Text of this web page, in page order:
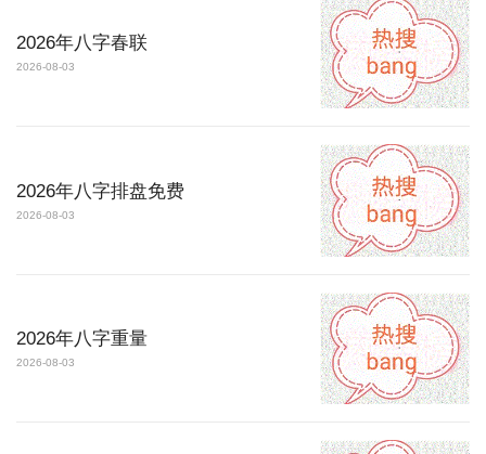
2026年八字春联
2026-08-03
2026年八字排盘免费
2026-08-03
2026年八字重量
2026-08-03